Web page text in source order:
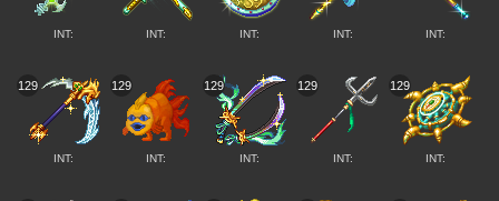
INT: INT: INT: INT: INT:
129
INT:
129
INT:
129
INT:
129
INT:
129
INT: